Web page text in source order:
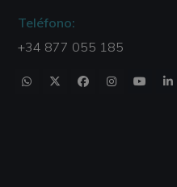
Teléfono:
+34 877 055 185